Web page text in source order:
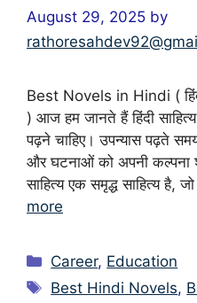
August 29, 2025 by
Best Novels in Hindi (
) आज हम जानते हैं हिंदी
पढ़ने चाहिए। उपन्यास पढ़ते
और घटनाओं को अपनी कल्पना
साहित्य एक समृद्ध साहित्य है,
more
Categories
Career, Education
Tags
Best Hindi Novels,